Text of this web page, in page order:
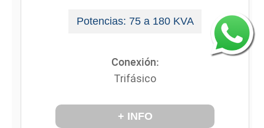
Potencias: 75 a 180 KVA
Conexión:
Trifásico
+ INFO